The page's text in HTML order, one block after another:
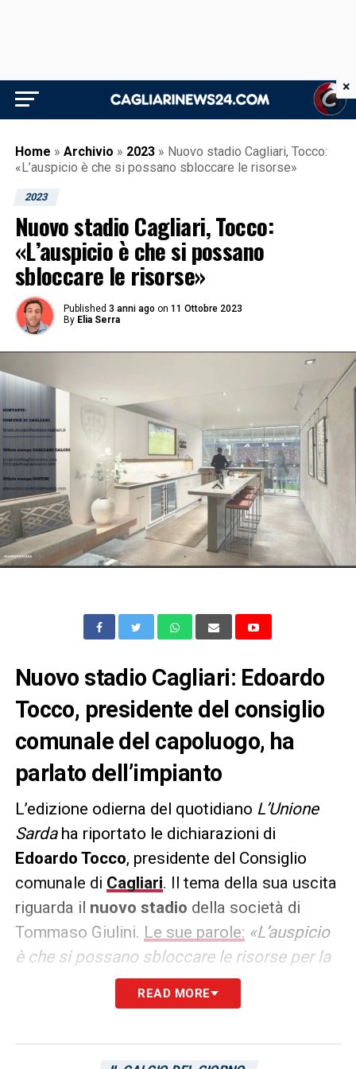
Home » Archivio » 2023 » Nuovo stadio Cagliari, Tocco:
«L’auspicio è che si possano sbloccare le risorse»
2023
Nuovo stadio Cagliari, Tocco:
«L’auspicio è che si possano
sbloccare le risorse»
Published 3 anni ago on 11 Ottobre 2023
By Elia Serra
Nuovo stadio Cagliari: Edoardo
Tocco, presidente del consiglio
comunale del capoluogo, ha
parlato dell’impianto
L’edizione odierna del quotidiano L’Unione
Sardaha riportato le dichiarazioni di
Edoardo Tocco, presidente del Consiglio
comunale di Cagliari. Il tema della sua uscita
riguarda il nuovo stadio della società di
Tommaso Giulini. Le sue parole: «L’auspicio
è che si possano sbloccare le risorse per la
costruzione del nuovo impianto»
READ MORE
×